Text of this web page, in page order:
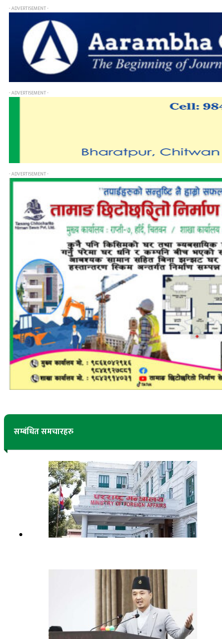
- ADVERTISEMENT -
- ADVERTISEMENT -
- ADVERTISEMENT -
सम्बंधित समचारहरु